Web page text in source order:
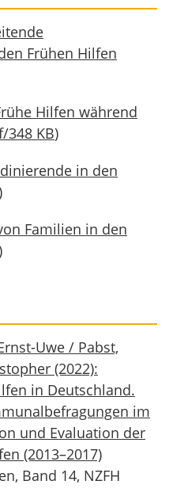
Frühen Hilfen
Hilfen während
/348 KB)
in den
Familien in den
Uwe / Pabst,
(2022):
in Deutschland.
im
und Evaluation der
(2013–2017)
Band 14, NZFH